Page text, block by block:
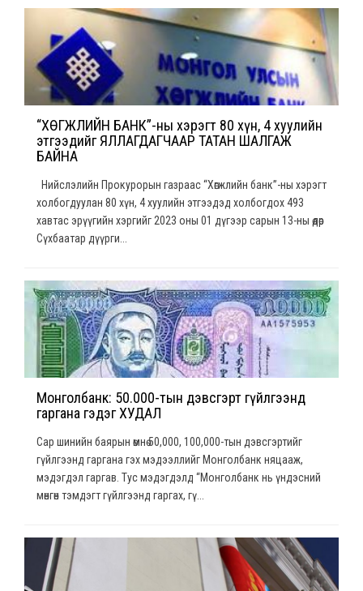
“ХӨГЖЛИЙН БАНК”-ны хэрэгт 80 хүн, 4 хуулийн
этгээдийг ЯЛЛАГДАГЧААР ТАТАН ШАЛГАЖ
БАЙНА
Нийслэлийн Прокурорын газраас “Хөгжлийн банк”-ны хэрэгт
холбогдуулан 80 хүн, 4 хуулийн этгээдэд холбогдох 493
хавтас эрүүгийн хэргийг 2023 оны 01 дүгээр сарын 13-ны өдөр
Сүхбаатар дүүрги...
Монголбанк: 50.000-тын дэвсгэрт гүйлгээнд
гаргана гэдэг ХУДАЛ
Сар шинийн баярын өмнө 50,000, 100,000-тын дэвсгэртийг
гүйлгээнд гаргана гэх мэдээллийг Монголбанк няцааж,
мэдэгдэл гаргав. Тус мэдэгдэлд “Монголбанк нь үндэсний
мөнгөн тэмдэгт гүйлгээнд гаргах, гү...